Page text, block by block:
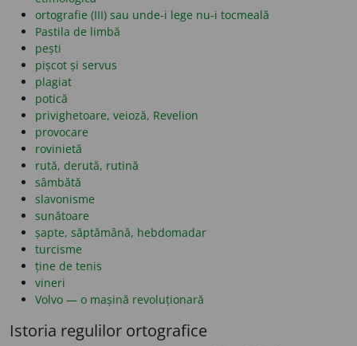
ortografie (III) sau unde-i lege nu-i tocmeală
Pastila de limbă
pești
pișcot și servus
plagiat
potică
privighetoare, veioză, Revelion
provocare
rovinietă
rută, derută, rutină
sâmbătă
slavonisme
sunătoare
șapte, săptămână, hebdomadar
turcisme
ține de tenis
vineri
Volvo — o mașină revoluționară
Istoria regulilor ortografice